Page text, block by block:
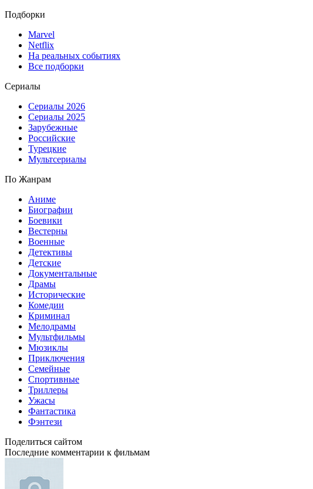
Подборки
Marvel
Netflix
На реальных событиях
Все подборки
Сериалы
Сериалы 2026
Сериалы 2025
Зарубежные
Российские
Турецкие
Мультсериалы
По Жанрам
Аниме
Биографии
Боевики
Вестерны
Военные
Детективы
Детские
Документальные
Драмы
Исторические
Комедии
Криминал
Мелодрамы
Мультфильмы
Мюзиклы
Приключения
Семейные
Спортивные
Триллеры
Ужасы
Фантастика
Фэнтези
Поделиться сайтом
Последние комментарии к фильмам